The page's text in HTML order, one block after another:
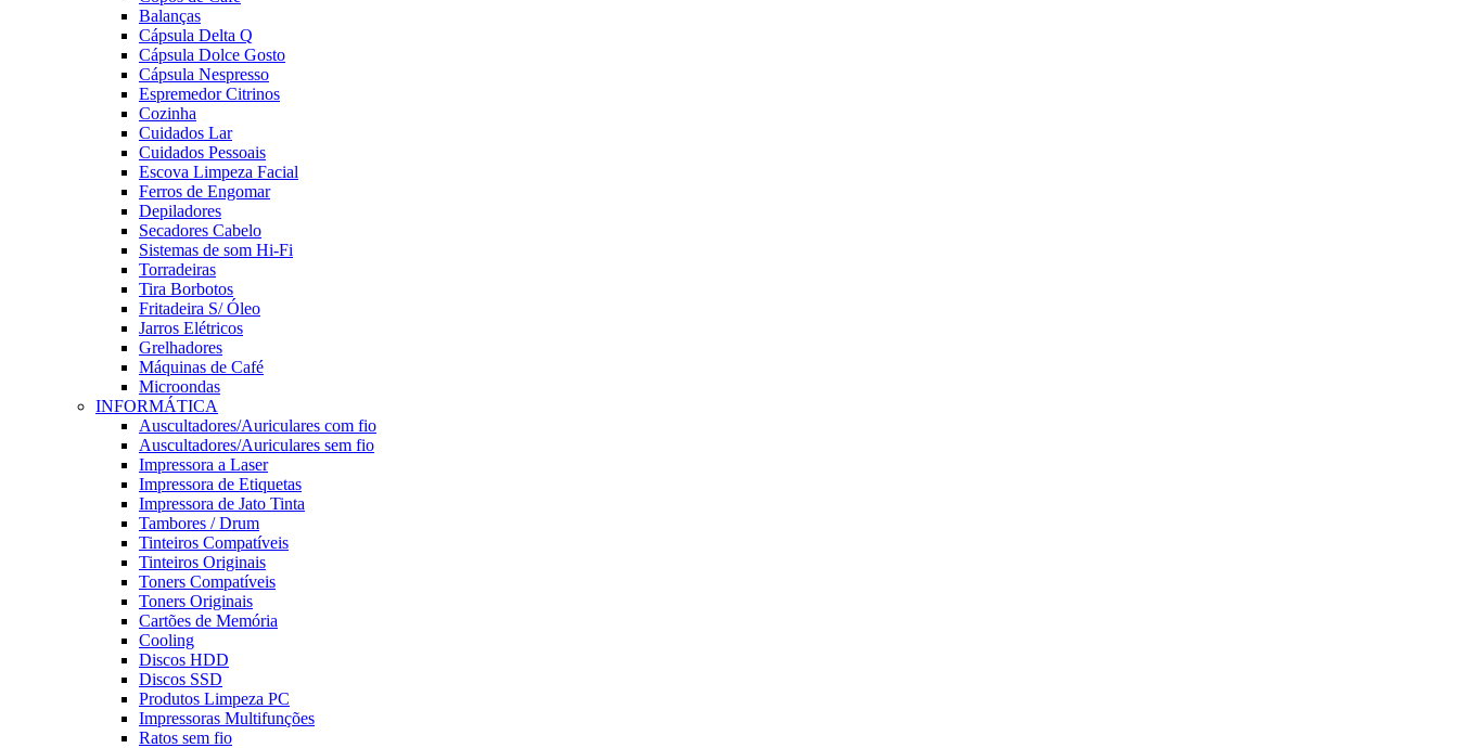
Balanças
Cápsula Delta Q
Cápsula Dolce Gosto
Cápsula Nespresso
Espremedor Citrinos
Cozinha
Cuidados Lar
Cuidados Pessoais
Escova Limpeza Facial
Ferros de Engomar
Depiladores
Secadores Cabelo
Sistemas de som Hi-Fi
Torradeiras
Tira Borbotos
Fritadeira S/ Óleo
Jarros Elétricos
Grelhadores
Máquinas de Café
Microondas
INFORMÁTICA
Auscultadores/Auriculares com fio
Auscultadores/Auriculares sem fio
Impressora a Laser
Impressora de Etiquetas
Impressora de Jato Tinta
Tambores / Drum
Tinteiros Compatíveis
Tinteiros Originais
Toners Compatíveis
Toners Originais
Cartões de Memória
Cooling
Discos HDD
Discos SSD
Produtos Limpeza PC
Impressoras Multifunções
Ratos sem fio